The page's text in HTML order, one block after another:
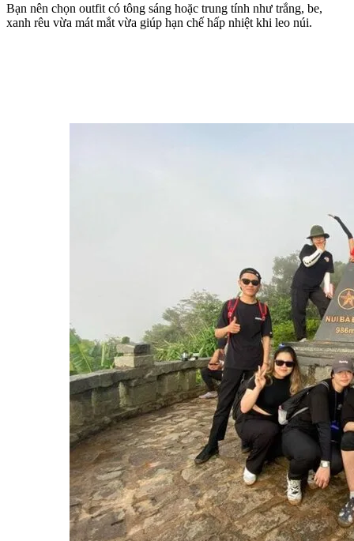
Bạn nên chọn outfit có tông sáng hoặc trung tính như trắng, be,
xanh rêu vừa mát mắt vừa giúp hạn chế hấp nhiệt khi leo núi.